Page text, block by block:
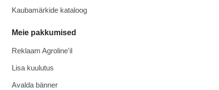
Kaubamärkide kataloog
Meie pakkumised
Reklaam Agroline'il
Lisa kuulutus
Avalda bänner